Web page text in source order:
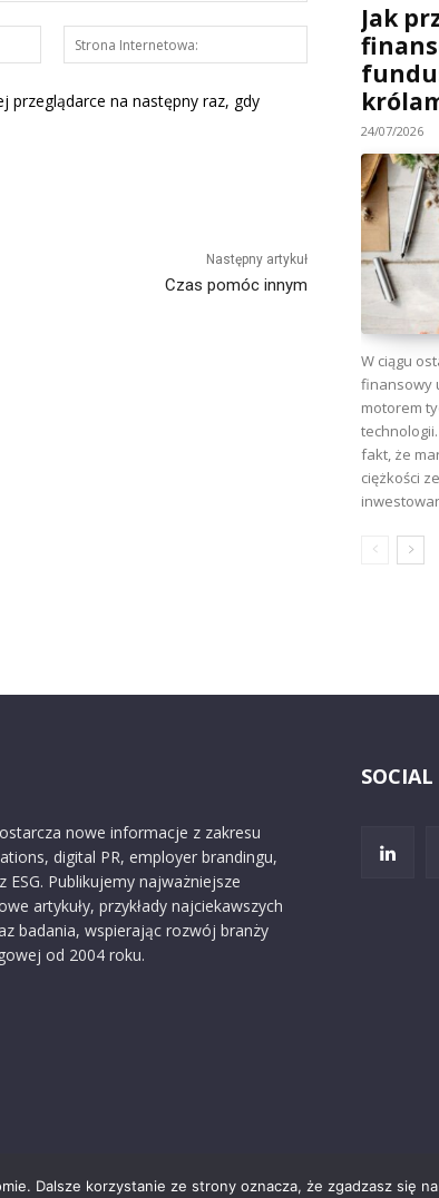
mail:*
Internetowa:
na następny raz, gdy
Następny artykuł
Czas pomóc innym
Jak
24/07/2026
W ciągu
finansowy
motorem
fakt, że
ciężkości
nowe informacje z zakresu
digital PR, employer brandingu,
ESG. Publikujemy najważniejsze
artykuły, przykłady najciekawszych
badania, wspierając rozwój branży
od 2004 roku.
Dalsze korzystanie ze strony oznacza, że zgadzasz się